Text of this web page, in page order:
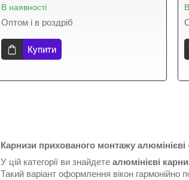
В наявності
Оптом і в роздріб
Купити
Карнизи прихованого монтажу
У цій категорії ви знайдете алюмінієві
Такий варіант оформлення вікон гармонійно